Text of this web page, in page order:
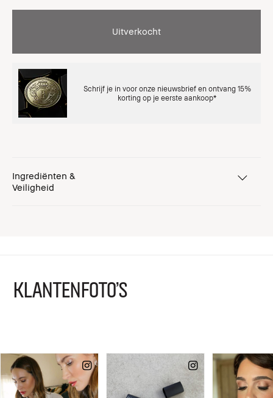
Uitverkocht
Schrijf je in voor onze nieuwsbrief en ontvang 15%
korting op je eerste aankoop*
Ingrediënten &
Veiligheid
KLANTENFOTO'S